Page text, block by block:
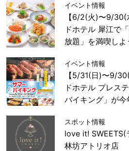
イベント情報
【6/2(火)〜9/
ドホテル 犀江で
放題」を満喫しよ
イベント情報
【5/31(日)〜9/
ドホテル プレス
バイキング」が今
スポット情報
love it! SWEETS(
林坊アトリオ店